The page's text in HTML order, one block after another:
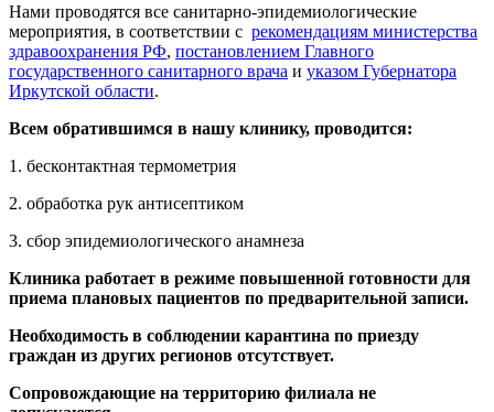
Нами проводятся все санитарно-эпидемиологические
мероприятия, в соответствии с рекомендациям министерства
здравоохранения РФ, постановлением Главного
государственного санитарного врача и указом Губернатора
Иркутской области.
Всем обратившимся в нашу клинику, проводится:
1. бесконтактная термометрия
2. обработка рук антисептиком
3. сбор эпидемиологического анамнеза
Клиника работает в режиме повышенной готовности для
приема плановых пациентов по предварительной записи.
Необходимость в соблюдении карантина по приезду
граждан из других регионов отсутствует.
Сопровождающие на территорию филиала не